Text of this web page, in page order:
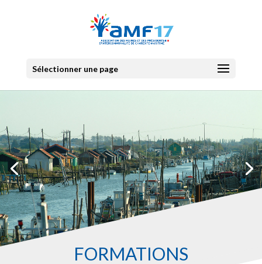
Sélectionner une page
FORMATIONS